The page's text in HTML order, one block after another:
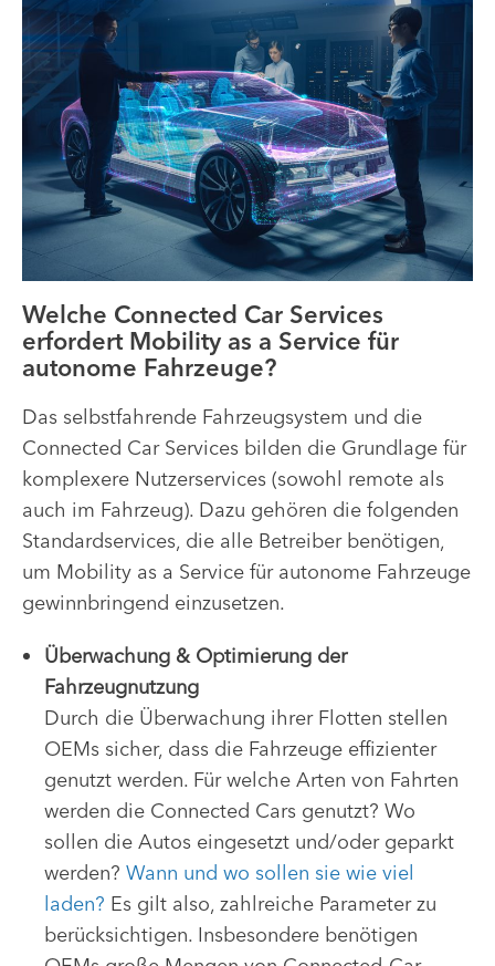
Welche Connected Car Services
erfordert Mobility as a Service für
autonome Fahrzeuge?
Das selbstfahrende Fahrzeugsystem und die
Connected Car Services bilden die Grundlage für
komplexere Nutzerservices (sowohl remote als
auch im Fahrzeug). Dazu gehören die folgenden
Standardservices, die alle Betreiber benötigen,
um Mobility as a Service für autonome Fahrzeuge
gewinnbringend einzusetzen.
Überwachung & Optimierung der
Fahrzeugnutzung
Durch die Überwachung ihrer Flotten stellen
OEMs sicher, dass die Fahrzeuge effizienter
genutzt werden. Für welche Arten von Fahrten
werden die Connected Cars genutzt? Wo
sollen die Autos eingesetzt und/oder geparkt
werden? Wann und wo sollen sie wie viel
laden? Es gilt also, zahlreiche Parameter zu
berücksichtigen. Insbesondere benötigen